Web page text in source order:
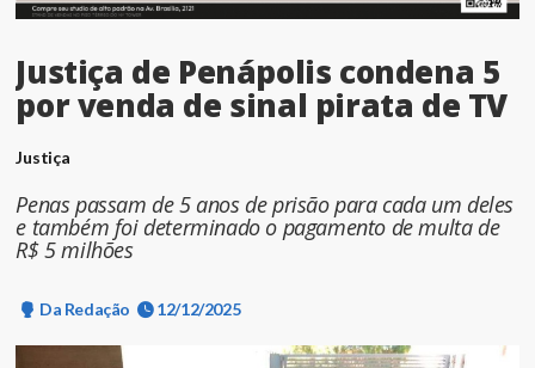
Justiça de Penápolis condena 5
por venda de sinal pirata de TV
Justiça
Penas passam de 5 anos de prisão para cada um deles
e também foi determinado o pagamento de multa de
R$ 5 milhões
Da Redação 12/12/2025